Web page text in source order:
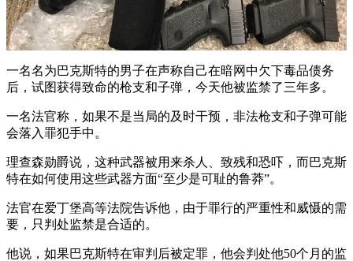
一名名为巴克斯特的男子在声称自己在暗网中欠下毒品债务
后，试图获得致命的枪支和子弹，今天他被监禁了三年多。
一名法官称，如果不是当局的及时干预，非法枪支和子弹可能
会落入罪犯手中。
理查森勋爵说，这种武器被用来杀人、致残和恐吓，而巴克斯
特在如何使用这些武器方面“至少是可耻的鲁莽”。
法官在爱丁堡高等法院告诉他，由于罪行的严重性和威慑的需
要，只判处监禁是合适的。
他说，如果巴克斯特在审判后被定罪，他会判处他50个月的监